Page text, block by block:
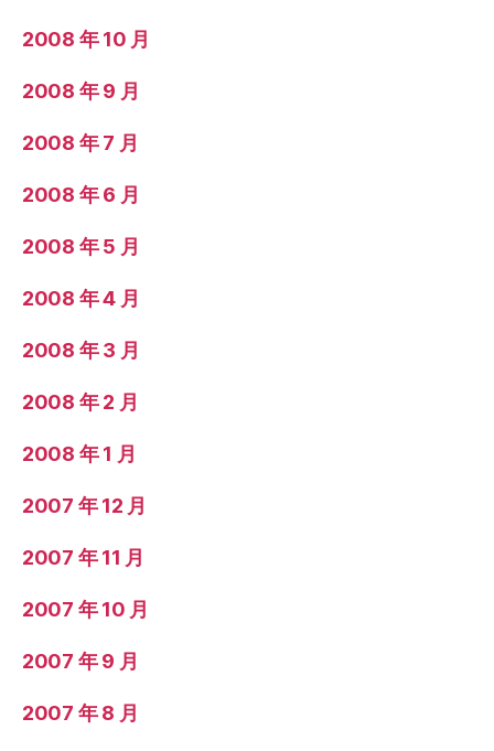
2008 年 10 月
2008 年 9 月
2008 年 7 月
2008 年 6 月
2008 年 5 月
2008 年 4 月
2008 年 3 月
2008 年 2 月
2008 年 1 月
2007 年 12 月
2007 年 11 月
2007 年 10 月
2007 年 9 月
2007 年 8 月